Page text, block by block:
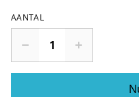
AANTAL